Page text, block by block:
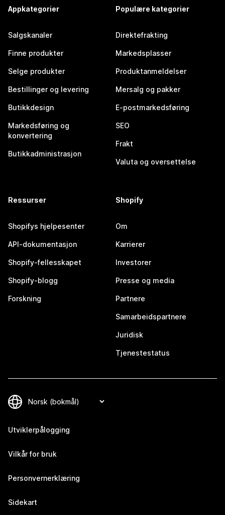
Appkategorier
Salgskanaler
Finne produkter
Selge produkter
Bestillinger og levering
Butikkdesign
Markedsføring og
konvertering
Butikkadministrasjon
Populære kategorier
Direktefrakting
Markedsplasser
Produktanmeldelser
Mersalg og pakker
E-postmarkedsføring
SEO
Frakt
Valuta og oversettelse
Ressurser
Shopifys hjelpesenter
API-dokumentasjon
Shopify-fellesskapet
Shopify-blogg
Forskning
Shopify
Om
Karrierer
Investorer
Presse og media
Partnere
Samarbeidspartnere
Juridisk
Tjenestestatus
Utviklerpålogging
Vilkår for bruk
Personvernerklæring
Sidekart